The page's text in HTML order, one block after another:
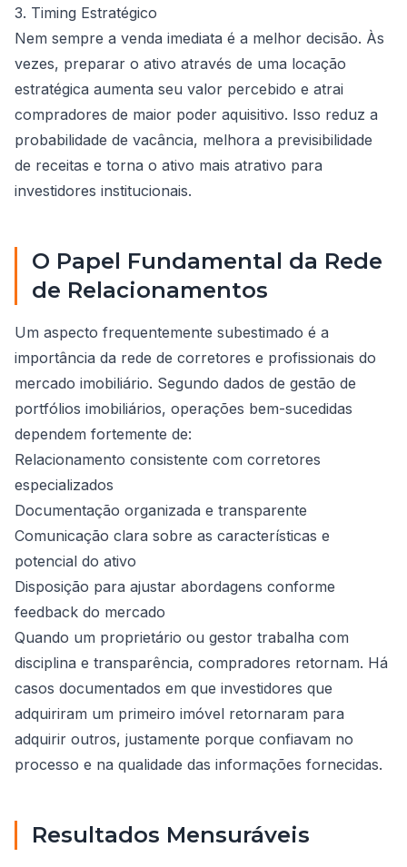
3. Timing Estratégico
Nem sempre a venda imediata é a melhor decisão. Às
vezes, preparar o ativo através de uma locação
estratégica aumenta seu valor percebido e atrai
compradores de maior poder aquisitivo. Isso reduz a
probabilidade de vacância, melhora a previsibilidade
de receitas e torna o ativo mais atrativo para
investidores institucionais.
O Papel Fundamental da Rede
de Relacionamentos
Um aspecto frequentemente subestimado é a
importância da rede de corretores e profissionais do
mercado imobiliário. Segundo dados de gestão de
portfólios imobiliários, operações bem-sucedidas
dependem fortemente de:
Relacionamento consistente com corretores
especializados
Documentação organizada e transparente
Comunicação clara sobre as características e
potencial do ativo
Disposição para ajustar abordagens conforme
feedback do mercado
Quando um proprietário ou gestor trabalha com
disciplina e transparência, compradores retornam. Há
casos documentados em que investidores que
adquiriram um primeiro imóvel retornaram para
adquirir outros, justamente porque confiavam no
processo e na qualidade das informações fornecidas.
Resultados Mensuráveis